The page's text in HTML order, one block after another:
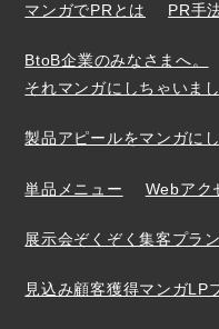
マンガでPRとは PR手
BtoB企業のみなさまへ。
それマンガにしちゃいまし
製品アピールをマンガに
単品メニュー Webアク
展示会ぞくぞく集客プラン
見込み顧客獲得マンガLP